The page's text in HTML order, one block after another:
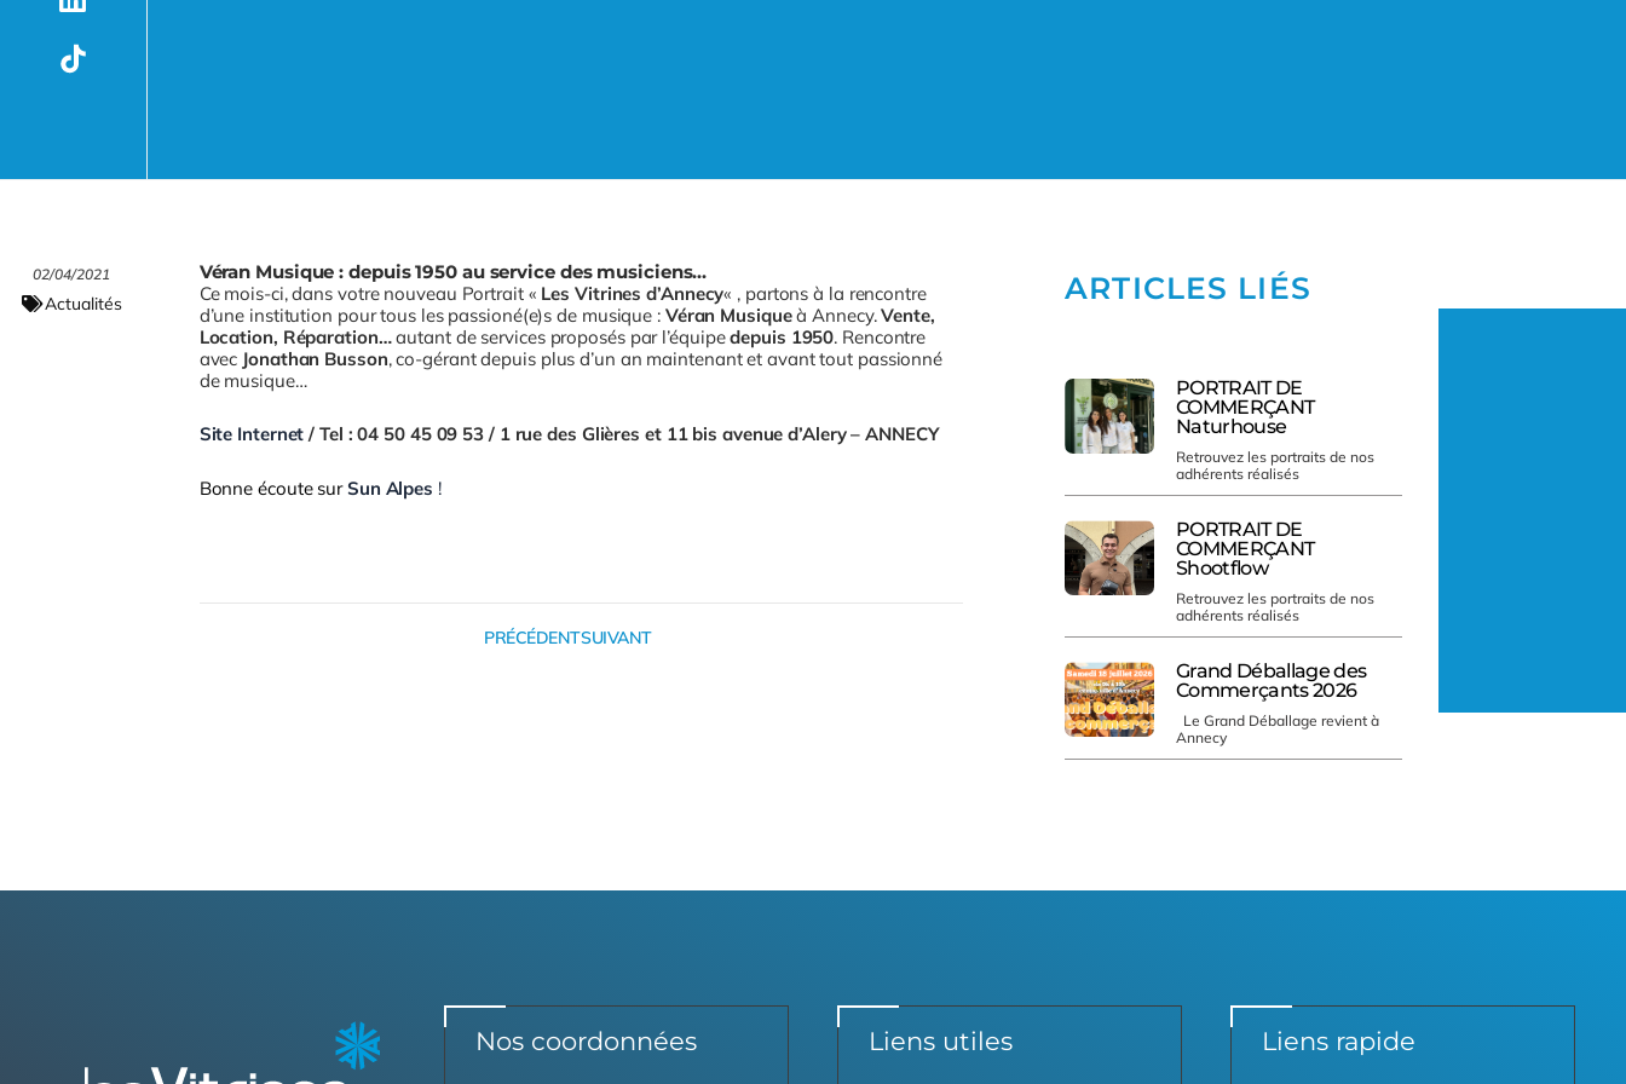
02/04/2021
Actualités
Véran Musique : depuis 1950 au service des musiciens…
Ce mois-ci, dans votre nouveau Portrait « Les Vitrines d’Annecy« , partons à la rencontre
d’une institution pour tous les passioné(e)s de musique : Véran Musiqueà Annecy.Vente,
Location, Réparation…autant de services proposés par l’équipedepuis 1950. Rencontre
avec Jonathan Busson, co-gérant depuis plus d’un an maintenant et avant tout passionné
de musique…
Site Internet / Tel : 04 50 45 09 53 / 1 rue des Glières et 11 bis avenue d’Alery – ANNECY
Bonne écoute surSun Alpes !
PRÉCÉDENTSUIVANT
ARTICLES LIÉS
PORTRAIT DE
COMMERÇANT
Naturhouse
Retrouvez les portraits de nos
adhérents réalisés
PORTRAIT DE
COMMERÇANT
Shootflow
Retrouvez les portraits de nos
adhérents réalisés
Grand Déballage des
Commerçants 2026
Le Grand Déballage revient à
Annecy
Nos coordonnées Liens utiles Liens rapide